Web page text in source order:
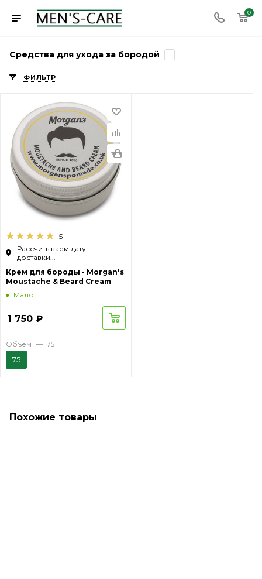
0
Средства для ухода за бородой 1
ФИЛЬТР
5
Рассчитываем дату
доставки...
Крем для бороды - Morgan's
Moustache & Beard Cream
Мало
1 750 ₽
Объем — 75
75
Похожие товары